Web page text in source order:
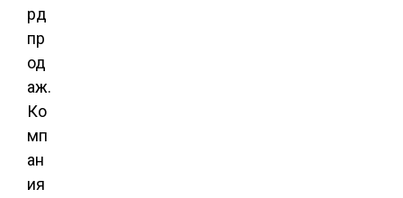
рд
пр
од
аж.
Ко
мп
ан
ия